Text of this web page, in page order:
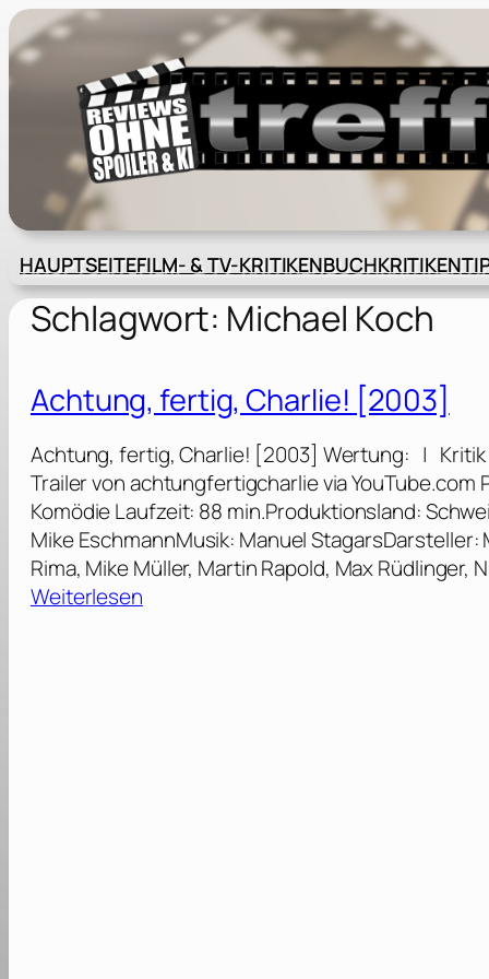
Zum
Inhalt
springen
HAUPTSEITEFILM- & TV-KRITIKENBUCHKRITIKEN
Schlagwort: Michael Koch
Achtung, fertig, Charlie! [2003]
Achtung, fertig, Charlie! [2003] Wertung: |
Trailer von achtungfertigcharlie via
Komödie Laufzeit: 88 min.Produktionsland:
Mike EschmannMusik: Manuel
Rima, Mike Müller, Martin Rapold, Max Rüdlinger,
Weiterlesen: